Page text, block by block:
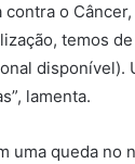
o
temos
lamenta.
uma queda